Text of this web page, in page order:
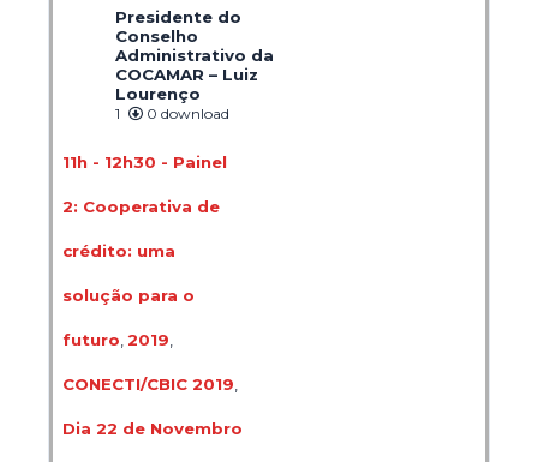
Presidente do
Conselho
Administrativo da
COCAMAR – Luiz
Lourenço
1 0 download
11h - 12h30 - Painel
2: Cooperativa de
crédito: uma
solução para o
futuro 2019
CONECTI/CBIC 2019
Dia 22 de Novembro